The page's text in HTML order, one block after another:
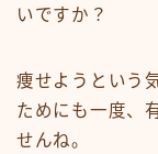
いですか？
痩せようという
ためにも一度、
せんね。